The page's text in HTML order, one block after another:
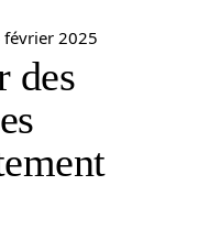
février 2025
des